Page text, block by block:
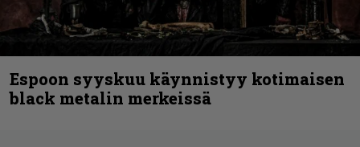
Espoon syyskuu käynnistyy kotimaisen
black metalin merkeissä